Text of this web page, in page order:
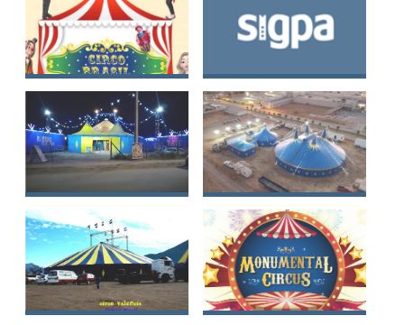
Circo Mágico Brasil
El Gran Circo de
Ruperto
Brothers Rivera
Circus
Circo del Payaso
Zapatilla
Circo Hermanos Monumental Circus